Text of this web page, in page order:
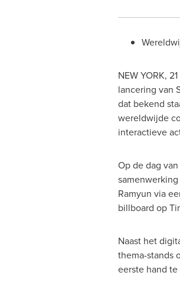
NEW YORK,
lancering van
dat bekend
wereldwijde
interactieve
Op de dag
Ramyun via
billboard op
Naast het
thema-stands
eerste hand